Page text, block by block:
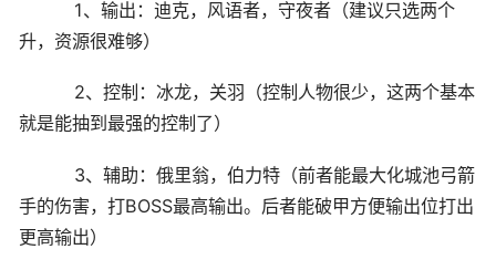
1、输出：迪克，风语者，守夜者（建议只选两个
升，资源很难够）
2、控制：冰龙，关羽（控制人物很少，这两个基本
就是能抽到最强的控制了）
3、辅助：俄里翁，伯力特（前者能最大化城池弓箭
手的伤害，打BOSS最高输出。后者能破甲方便输出位打出
更高输出）